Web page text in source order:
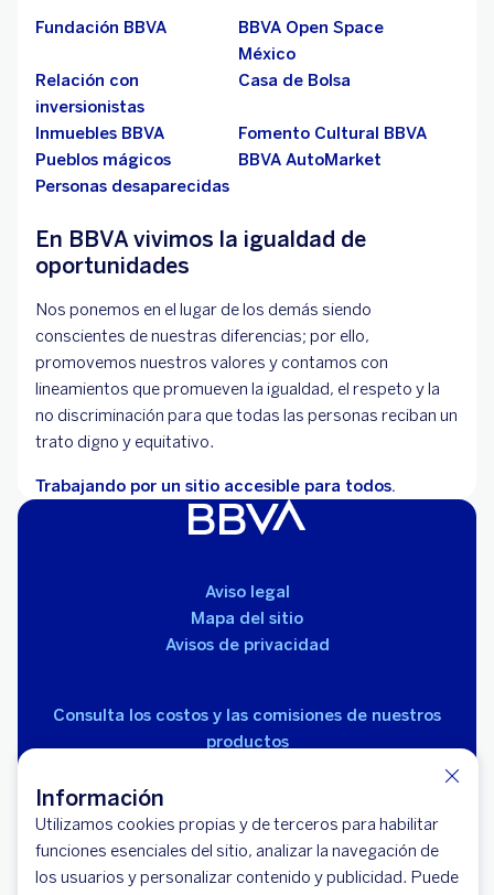
Información
Utilizamos cookies propias y de terceros para habilitar
funciones esenciales del sitio, analizar la navegación de
los usuarios y personalizar contenido y publicidad. Puede
Fundación BBVA
BBVA Open Space
México
Relación con
inversionistas
Casa de Bolsa
Inmuebles BBVA
Fomento Cultural BBVA
Pueblos mágicos
BBVA AutoMarket
Personas desaparecidas
En BBVA vivimos la igualdad de
oportunidades
Nos ponemos en el lugar de los demás siendo
conscientes de nuestras diferencias; por ello,
promovemos nuestros valores y contamos con
lineamientos que promueven la igualdad, el respeto y la
no discriminación para que todas las personas reciban un
trato digno y equitativo.
Trabajando por un sitio accesible para todos.
Aviso legal
Mapa del sitio
Avisos de privacidad
Consulta los costos y las comisiones de nuestros
productos